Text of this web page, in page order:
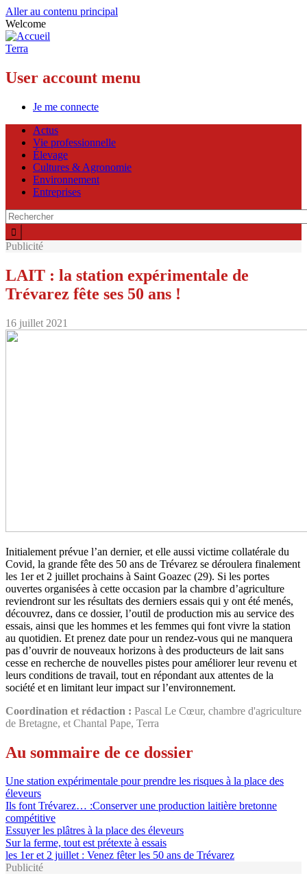
Aller au contenu principal
Welcome
Terra
User account menu
Je me connecte
Actus
Vie professionnelle
Élevage
Cultures & Agronomie
Environnement
Entreprises
Publicité
LAIT : la station expérimentale de
Trévarez fête ses 50 ans !
16 juillet 2021
Initialement prévue l’an dernier, et elle aussi victime collatérale du
Covid, la grande fête des 50 ans de Trévarez se déroulera finalement
les 1er et 2 juillet prochains à Saint Goazec (29). Si les portes
ouvertes organisées à cette occasion par la chambre d’agriculture
reviendront sur les résultats des derniers essais qui y ont été menés,
découvrez, dans ce dossier, l’outil de production mis au service des
essais, ainsi que les hommes et les femmes qui font vivre la station
au quotidien. Et prenez date pour un rendez-vous qui ne manquera
pas d’ouvrir de nouveaux horizons à des producteurs de lait sans
cesse en recherche de nouvelles pistes pour améliorer leur revenu et
leurs conditions de travail, tout en répondant aux attentes de la
société et en limitant leur impact sur l’environnement.
Coordination et rédaction : Pascal Le Cœur, chambre d'agriculture
de Bretagne, et Chantal Pape, Terra
Au sommaire de ce dossier
Une station expérimentale pour prendre les risques à la place des
éleveurs
Ils font Trévarez… :Conserver une production laitière bretonne
compétitive
Essuyer les plâtres à la place des éleveurs
Sur la ferme, tout est prétexte à essais
les 1er et 2 juillet : Venez fêter les 50 ans de Trévarez
Publicité